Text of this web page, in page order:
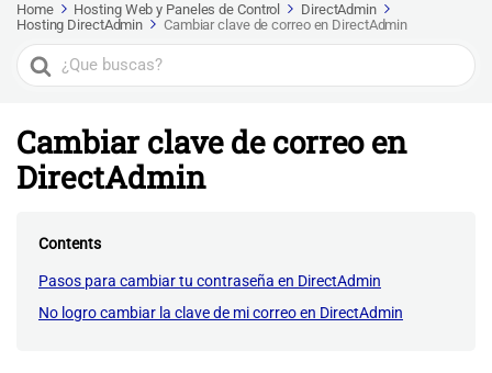
Home Hosting Web y Paneles de Control
DirectAdmin
Hosting DirectAdmin
Cambiar clave de correo en DirectAdmin
Search
For
Cambiar clave de correo en
DirectAdmin
Contents
Pasos para cambiar tu contraseña en DirectAdmin
No logro cambiar la clave de mi correo en DirectAdmin